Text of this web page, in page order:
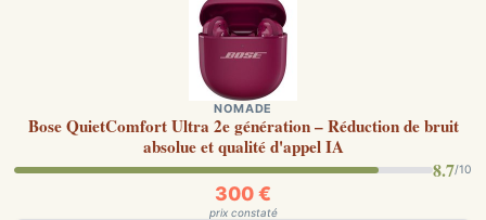
NOMADE
Bose QuietComfort Ultra 2e génération – Réduction de bruit
absolue et qualité d'appel IA
8.7/10
300 €
prix constaté